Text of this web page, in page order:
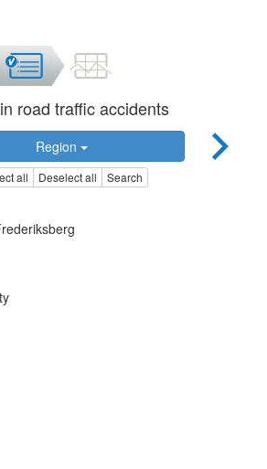
road traffic accidents
Region
all Deselect all Search